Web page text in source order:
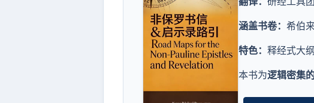
涵盖书卷： 希伯
特色： 释经式大
本书为逻辑密集